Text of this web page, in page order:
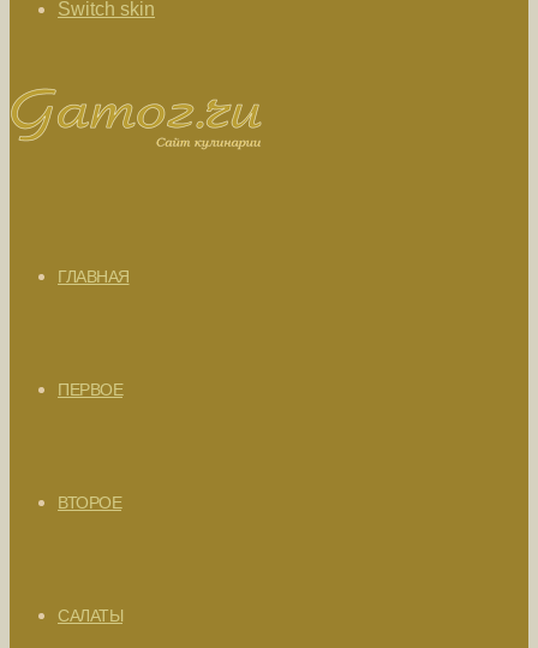
Switch skin
ГЛАВНАЯ
ПЕРВОЕ
ВТОРОЕ
САЛАТЫ